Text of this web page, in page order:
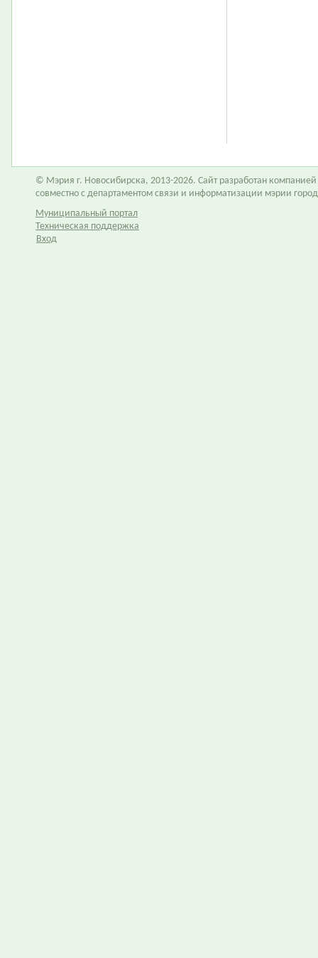
© Мэрия г. Новосибирска, 2013-2026. Сайт разработан компанией
совместно с департаментом связи и информатизации мэрии
Муниципальный портал
Техническая поддержка
Вход